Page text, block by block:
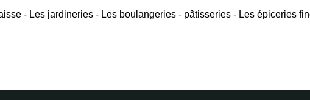
- Les jardineries - Les boulangeries - pâtisseries - Les épiceries